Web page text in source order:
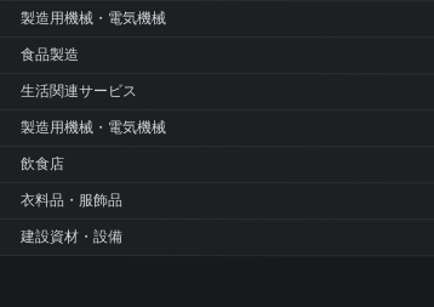
製造用機械・電気機械
食品製造
生活関連サービス
製造用機械・電気機械
飲食店
衣料品・服飾品
建設資材・設備